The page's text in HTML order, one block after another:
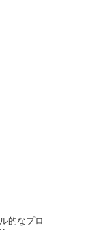
的なプロ